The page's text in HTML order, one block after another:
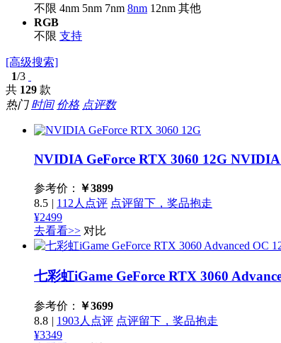
不限 4nm 5nm 7nm 8nm 12nm 其他
RGB
不限 支持
[高级搜索]
1/3
共 129 款
热门 时间 价格 点评数
NVIDIA GeForce RTX 3060 12G NVIDIA
参考价： ￥3899
8.5 | 112人点评 点评留下，奖品抱走
¥2499
去看看>> 对比
七彩虹iGame GeForce RTX 3060
参考价： ￥3699
8.8 | 1903人点评 点评留下，奖品抱走
¥3349